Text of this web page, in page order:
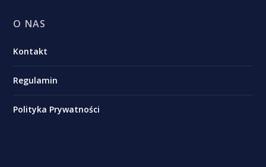
O NAS
Kontakt
Regulamin
Polityka Prywatności